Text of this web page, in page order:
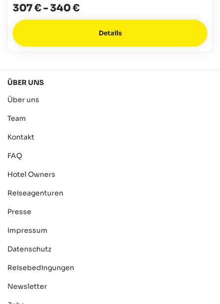
307 €-340 €
Details
ÜBER UNS
Über uns
Team
Kontakt
FAQ
Hotel Owners
Reiseagenturen
Presse
Impressum
Datenschutz
Reisebedingungen
Newsletter